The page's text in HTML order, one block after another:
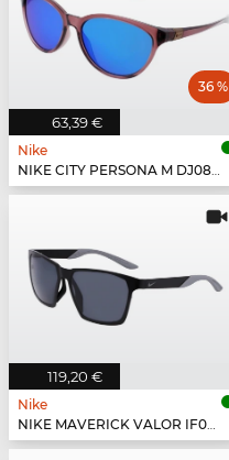
63,39 €
36 %
Nike
NIKE CITY PERSONA M DJ0891 - 298
119,20 €
Nike
NIKE MAVERICK VALOR IF0963X - 010